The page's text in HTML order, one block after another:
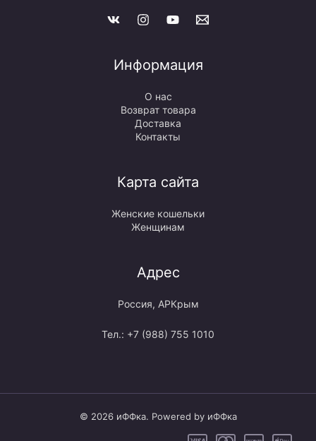
Информация
О нас
Возврат товара
Доставка
Контакты
Карта сайта
Женские кошельки
Женщинам
Адрес
Россия, АРКрым
Тел.: +7 (988) 755 1010
© 2026 иФФка. Powered by иФФка